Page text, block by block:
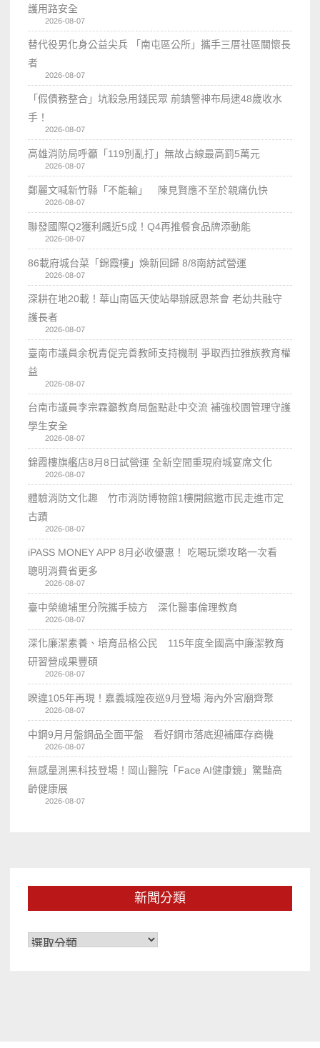
護用路安全
2026-08-07
替代役男化身公益尖兵 「南屯區公所」攜手三厝社區關懷長
者
2026-08-07
「假債務整合」坑殺急用錢民眾 前鎮警神布局逮48歲收水
手！
2026-08-07
高雄消防局呼籲「119別亂打」無故占線最高罰5萬元
2026-08-07
鄭麗文喊新竹縣「不能輸」 陳見賢應不至於親痛仇快
2026-08-07
聯發國際Q2獲利飆近5成！Q4再推餐食品牌添動能
2026-08-07
86載府城台菜「錦霞樓」煥新回歸 8/8南紡試營運
2026-08-07
深耕在地20載！華山南區天使站舉辦感恩茶會 老幼共融守
護長者
2026-08-07
臺南市議員余柷青促完善教師支持機制 爭取西拉雅族教育權
益
2026-08-07
台南市議員李宗霖籲教育局盤點赴中交流 補強校園管理守護
學生安全
2026-08-07
錦霞樓旗艦店8月8日試營運 全新空間重現府城宴席文化
2026-08-07
體驗消防文化趣 竹市消防博物館1樓開館邀市民走進市定
古蹟
2026-08-07
iPASS MONEY APP 8月必收優惠！ 吃喝玩樂攻略一次看
聰明消費省更多
2026-08-07
臺中榮總埔里分院攜手檢方 深化醫事倫理教育
2026-08-07
深化廉潔素養、培育品格公民 115年度全國高中廉潔教育
研習營成果豐碩
2026-08-07
睽違105年再現！嘉義城隍夜巡9月登場 海內外宮廟齊聚
2026-08-07
中鋼9月月盤鋼品全面平盤 看好鋼市落底迎補庫存商機
2026-08-07
無感量測黑科技登場！岡山醫院「Face AI健康鏡」驚豔高
齡健康展
2026-08-07
新聞分類
新